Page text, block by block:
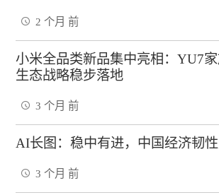
2 个月 前
小米全品类新品集中亮相：YU7
生态战略稳步落地
3 个月 前
AI长图：稳中有进，中国经济韧
3 个月 前